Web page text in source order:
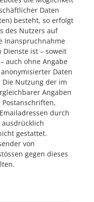
Daten
besteht, so erfolgt
des Nutzers auf
Inanspruchnahme
ist – soweit
auch ohne Angabe
Daten
Die Nutzung der im
Angaben
durch
gestattet.
von
gegen dieses